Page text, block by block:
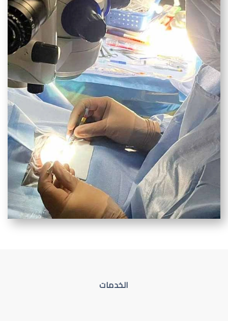
الخدمات